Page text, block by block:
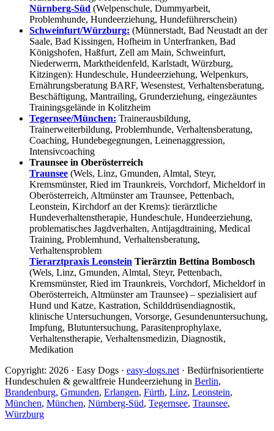
Nürnberg-Süd (Welpenschule, Dummyarbeit,
Problemhunde, Hundeerziehung, Hundeführerschein)
Schweinfurt/Würzburg: (Münnerstadt, Bad Neustadt an der
Saale, Bad Kissingen, Hofheim in Unterfranken, Bad
Königshofen, Haßfurt, Zell am Main, Schweinfurt,
Niederwerrn, Marktheidenfeld, Karlstadt, Würzburg,
Kitzingen): Hundeschule, Hundeerziehung, Welpenkurs,
Ernährungsberatung BARF, Wesenstest, Verhaltensberatung,
Beschäftigung, Mantrailing, Grunderziehung, eingezäuntes
Trainingsgelände in Kolitzheim
Tegernsee/München: Trainerausbildung,
Trainerweiterbildung, Problemhunde, Verhaltensberatung,
Coaching, Hundebegegnungen, Leinenaggression,
Intensivcoaching
Traunsee in Oberösterreich
Traunsee (Wels, Linz, Gmunden, Almtal, Steyr,
Kremsmünster, Ried im Traunkreis, Vorchdorf, Micheldorf in
Oberösterreich, Altmünster am Traunsee, Pettenbach,
Leonstein, Kirchdorf an der Krems): tierärztliche
Hundeverhaltenstherapie, Hundeschule, Hundeerziehung,
problematisches Jagdverhalten, Antijagdtraining, Medical
Training, Problemhund, Verhaltensberatung,
Verhaltensproblem
Tierarztpraxis Leonstein Tierärztin Bettina Bombosch
(Wels, Linz, Gmunden, Almtal, Steyr, Pettenbach,
Kremsmünster, Ried im Traunkreis, Vorchdorf, Micheldorf in
Oberösterreich, Altmünster am Traunsee) – spezialisiert auf
Hund und Katze, Kastration, Schilddrüsendiagnostik,
klinische Untersuchungen, Vorsorge, Gesundenuntersuchung,
Impfung, Blutuntersuchung, Parasitenprophylaxe,
Verhaltenstherapie, Verhaltensmedizin, Diagnostik,
Medikation
Copyright: 2026 · Easy Dogs · easy-dogs.net · Bedürfnisorientierte
Hundeschulen & gewaltfreie Hundeerziehung in Berlin,
Brandenburg, Gmunden, Erlangen, Fürth, Linz, Leonstein,
München, München, Nürnberg-Süd, Tegernsee, Traunsee,
Würzburg